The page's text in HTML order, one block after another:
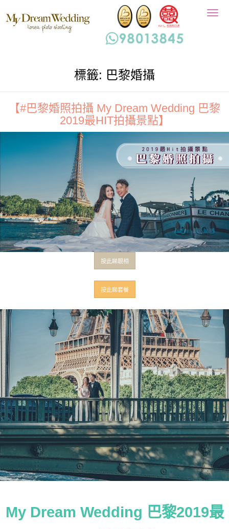
標籤: 巴黎婚攝
【#巴黎婚照拍攝 My Dream Wedding 巴黎
2019最HIT拍攝景點】
按此睇靚相
按此睇套餐
My Dream Wedding 巴黎2019最